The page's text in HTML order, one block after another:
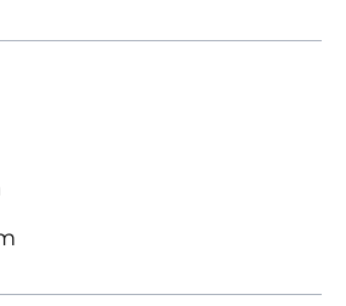
5 z 5 hviezdičiek